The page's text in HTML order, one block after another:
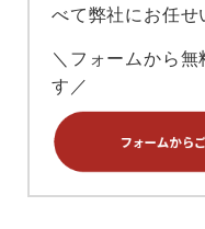
べて弊社にお任せ
＼フォームから無
す／